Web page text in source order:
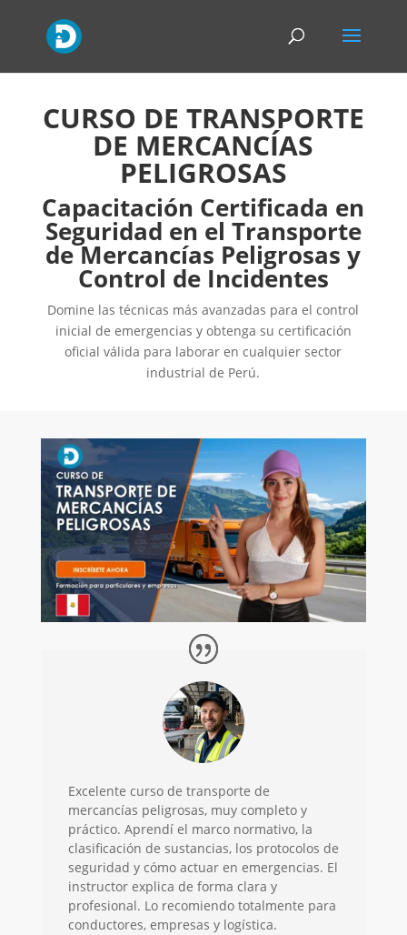
CURSO DE TRANSPORTE
DE MERCANCÍAS
PELIGROSAS
Capacitación Certificada en
Seguridad en el Transporte
de Mercancías Peligrosas y
Control de Incidentes
Domine las técnicas más avanzadas para el control
inicial de emergencias y obtenga su certificación
oficial válida para laborar en cualquier sector
industrial de Perú.
Excelente curso de transporte de
mercancías peligrosas, muy completo y
práctico. Aprendí el marco normativo, la
clasificación de sustancias, los protocolos de
seguridad y cómo actuar en emergencias. El
instructor explica de forma clara y
profesional. Lo recomiendo totalmente para
conductores, empresas y logística.